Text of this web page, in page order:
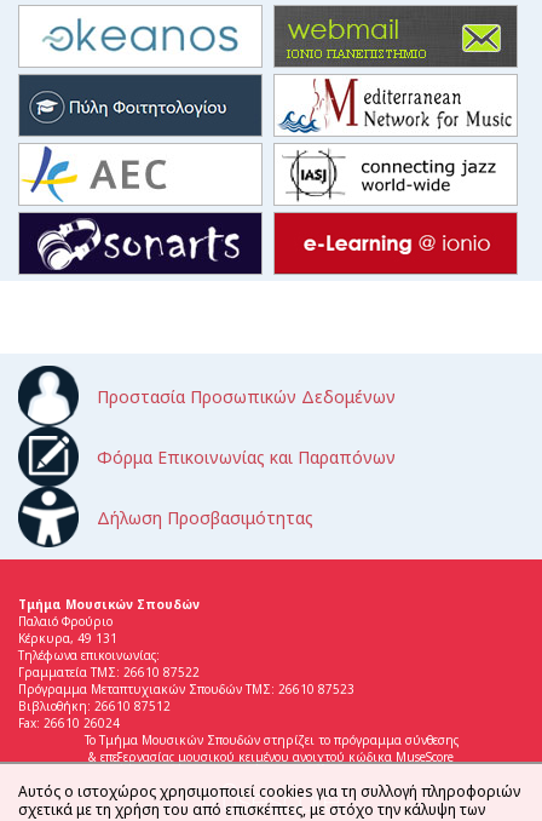
Προστασία Προσωπικών Δεδομένων
Φόρμα Επικοινωνίας και Παραπόνων
Δήλωση Προσβασιμότητας
Τμήμα Μουσικών Σπουδών
Παλαιό Φρούριο
Κέρκυρα, 49 131
Τηλέφωνα επικοινωνίας:
Γραμματεία ΤΜΣ: 26610 87522
Πρόγραμμα Μεταπτυχιακών Σπουδών ΤΜΣ: 26610 87523
Βιβλιοθήκη: 26610 87512
Fax: 26610 26024
Το Τμήμα Μουσικών Σπουδών στηρίζει το πρόγραμμα σύνθεσης
& επεξεργασίας μουσικού κειμένου ανοιχτού κώδικα MuseScore
Αυτός ο ιστοχώρος χρησιμοποιεί cookies για τη συλλογή πληροφοριών
σχετικά με τη χρήση του από επισκέπτες, με στόχο την κάλυψη των